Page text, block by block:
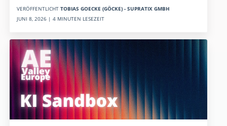
VERÖFFENTLICHT TOBIAS GOECKE (GÖCKE) - SUPRATIX GMBH
JUNI 8, 2026 | 4 MINUTEN LESEZEIT